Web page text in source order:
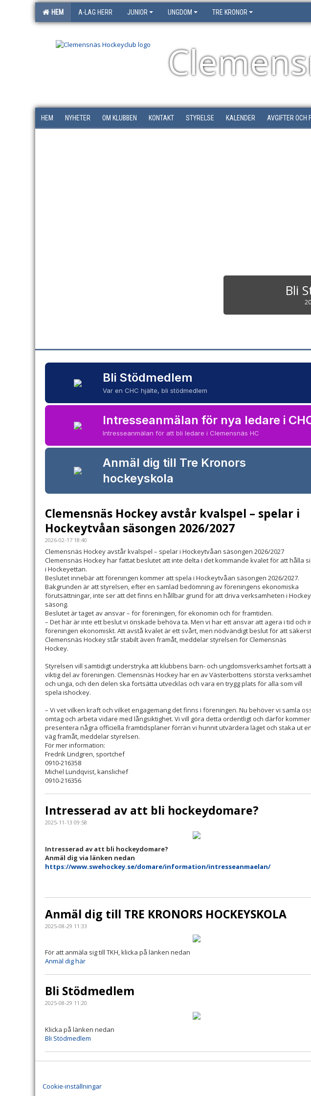
HEM A-LAG HERR JUNIOR UNGDOM TRE KRONOR
HEM NYHETER OM KLUBBEN KONTAKT STYRELSE KALENDER AVGIFTER OCH
Bli
Bli Stödmedlem
Var en CHC hjälte, bli stödmedlem
Intresseanmälan för nya ledare i
Intresseanmälan för att bli ledare i Clemensnäs HC
Anmäl dig till Tre Kronors
hockeyskola
Clemensnäs Hockey avstår kvalspel – spelar i
Hockeytvåan säsongen 2026/2027
2026-02-17 18:40
Clemensnäs Hockey avstår kvalspel – spelar i Hockeytvåan säsongen 2026/2027
Clemensnäs Hockey har fattat beslutet att inte delta i det kommande kvalet för att hålla
i Hockeyettan.
Beslutet innebär att föreningen kommer att spela i Hockeytvåan säsongen 2026/2027.
Bakgrunden är att styrelsen, efter en samlad bedömning av föreningens ekonomiska
förutsättningar, inte ser att det finns en hållbar grund för att driva verksamheten i
säsong.
Beslutet är taget av ansvar – för föreningen, för ekonomin och för framtiden.
– Det här är inte ett beslut vi önskade behöva ta. Men vi har ett ansvar att agera i tid och
föreningen ekonomiskt. Att avstå kvalet är ett svårt, men nödvändigt beslut för att
Clemensnäs Hockey står stabilt även framåt, meddelar styrelsen för Clemensnäs
Hockey.
Styrelsen vill samtidigt understryka att klubbens barn- och ungdomsverksamhet fortsatt
viktig del av föreningen. Clemensnäs Hockey har en av Västerbottens största
och unga, och den delen ska fortsätta utvecklas och vara en trygg plats för alla som vill
spela ishockey.
– Vi vet vilken kraft och vilket engagemang det finns i föreningen. Nu behöver vi samla
omtag och arbeta vidare med långsiktighet. Vi vill göra detta ordentligt och därför
presentera några officiella framtidsplaner förrän vi hunnit utvärdera läget och staka ut
väg framåt, meddelar styrelsen.
För mer information:
Fredrik Lindgren, sportchef
0910-216358
Michel Lundqvist, kanslichef
0910-216356
Intresserad av att bli hockeydomare?
2025-11-13 09:58
Intresserad av att bli hockeydomare?
Anmäl dig via länken nedan
https://www.swehockey.se/domare/information/intresseanmaelan/
Anmäl dig till TRE KRONORS HOCKEYSKOLA
2025-08-29 11:33
För att anmäla sig till TKH, klicka på länken nedan
Anmäl dig här
Bli Stödmedlem
2025-08-29 11:20
Klicka på länken nedan
Bli Stödmedlem
Cookie-inställningar